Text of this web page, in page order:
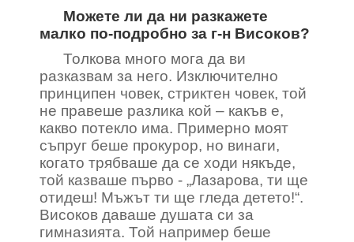
Можете ли да ни разкажете
малко по-подробно за г-н Високов?
Толкова много мога да ви
разказвам за него. Изключително
принципен човек, стриктен човек, той
не правеше разлика кой – какъв е,
какво потекло има. Примерно моят
съпруг беше прокурор, но винаги,
когато трябваше да се ходи някъде,
той казваше първо - „Лазарова, ти ще
отидеш! Мъжът ти ще гледа детето!“.
Високов даваше душата си за
гимназията. Той например беше